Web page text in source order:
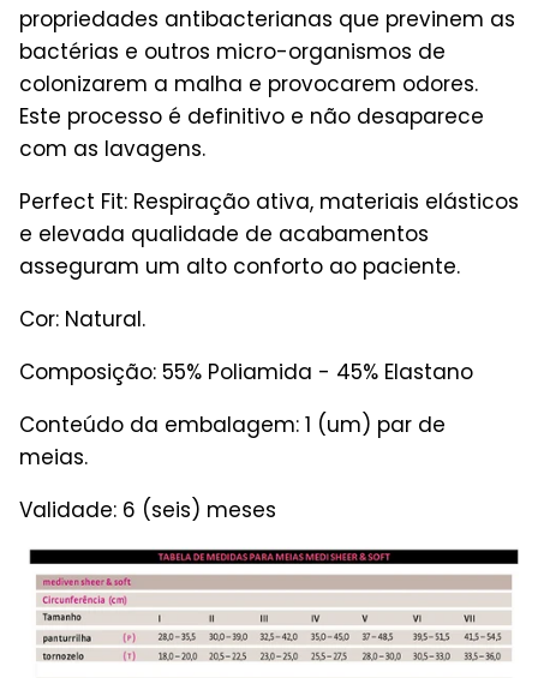
propriedades antibacterianas que previnem as
bactérias e outros micro-organismos de
colonizarem a malha e provocarem odores.
Este processo é definitivo e não desaparece
com as lavagens.
Perfect Fit: Respiração ativa, materiais elásticos
e elevada qualidade de acabamentos
asseguram um alto conforto ao paciente.
Cor: Natural.
Composição: 55% Poliamida - 45% Elastano
Conteúdo da embalagem: 1 (um) par de
meias.
Validade: 6 (seis) meses